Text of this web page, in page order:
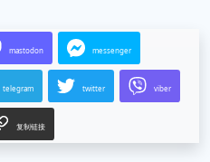
mastodon messenger
telegram twitter viber
复制链接